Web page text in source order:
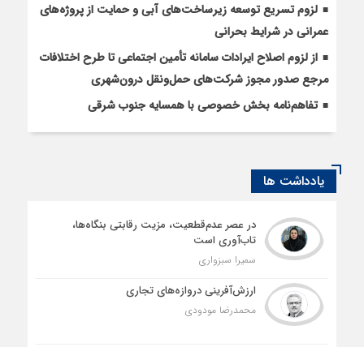
لزوم تسریع توسعه زیرساخت‌های آبی و حمایت از پروژه‌های
عمرانی در شرایط بحرانی
از لزوم اصلاح ایرادات سامانه تأمین اجتماعی تا طرح اختلافات
مرجع صدور مجوز شرکت‌های حمل‌ونقل درون‌شهری
تفاهم‌نامه بخش خصوصی با همسایه جنوب شرقی
یادداشت ها
در عصر عدم‌قطعیت، مزیت رقابتی بنگاه‌ها،
تاب‌آوری است
سمیرا سبزواری
ارزش‌آفرینی دروازه‌های تجاری
محمدرضا مودودی